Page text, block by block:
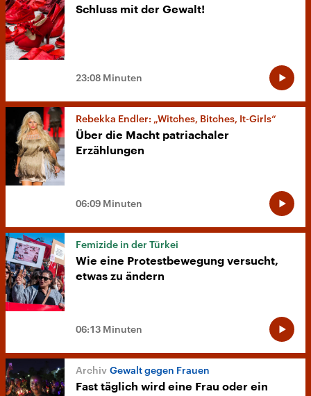
Schluss mit der Gewalt!
23:08 Minuten
Rebekka Endler: „Witches, Bitches, It-Girls“
Über die Macht patriachaler
Erzählungen
06:09 Minuten
Femizide in der Türkei
Wie eine Protestbewegung versucht,
etwas zu ändern
06:13 Minuten
Gewalt gegen Frauen
Fast täglich wird eine Frau oder ein